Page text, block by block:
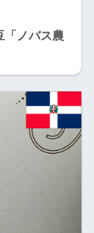
「ノバス農